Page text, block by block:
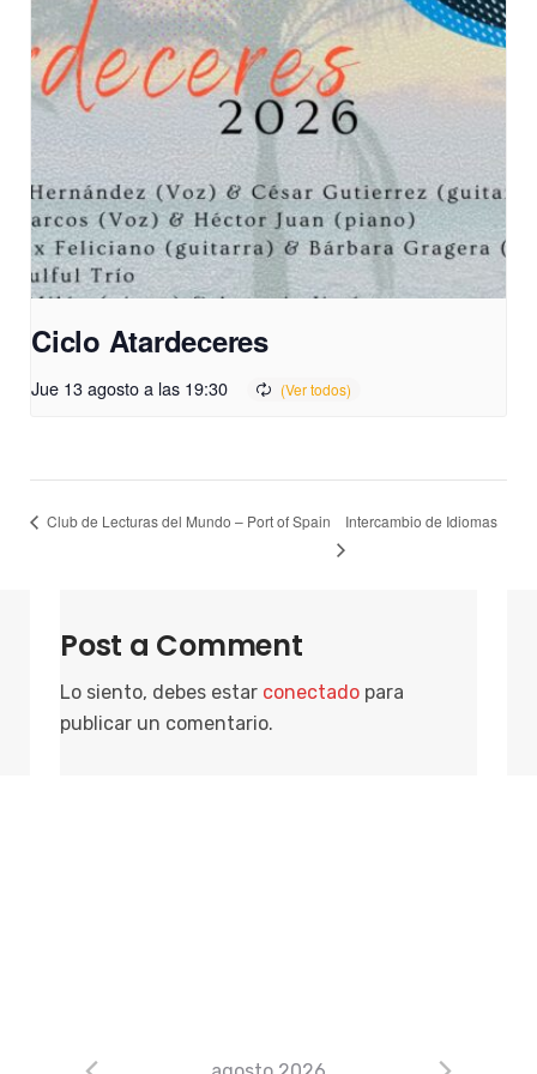
Ciclo Atardeceres
Jue 13 agosto a las 19:30
Club de Lecturas del Mundo – Port of Spain Intercambio de Idiomas
Post a Comment
Lo siento, debes estar conectado para
publicar un comentario.